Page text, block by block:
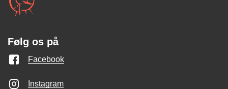
Følg os på
Facebook
Instagram